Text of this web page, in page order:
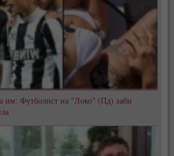
им: Футболист на "Локо" (Пд) заби